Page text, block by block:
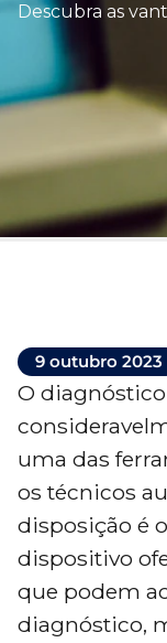
Descubra as
9 outubro 2023
O
uma das
os técnicos
disposição é
dispositivo
que podem
diagnóstico,